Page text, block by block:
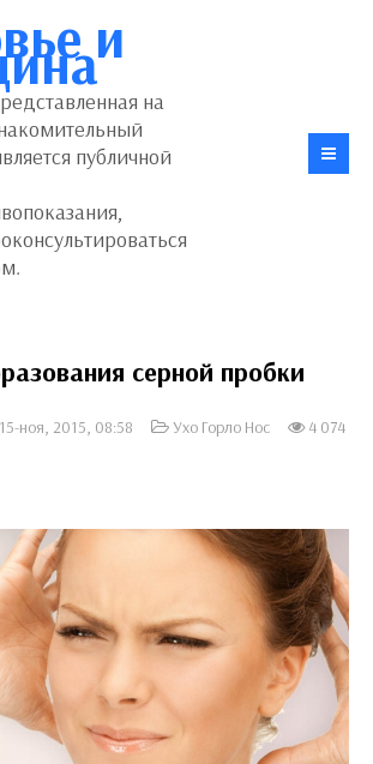
и
на
публичной
серной пробки
15-ноя, 2015, 08:58 Ухо Горло Нос
4 074